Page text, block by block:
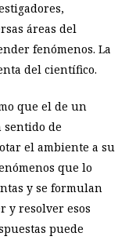
áreas del
fenómenos. La
del científico.
que el de un
sentido de
el ambiente a su
que lo
y se formulan
y resolver esos
puede